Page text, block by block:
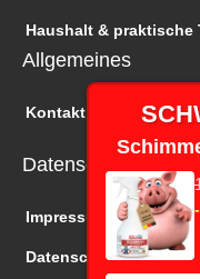
Haushalt & praktische
Allgemeines
Kontakt
Datenschutz
Impressum
Datenschutz